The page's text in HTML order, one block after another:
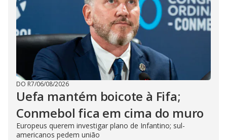
DO R7/06/08/2026
Uefa mantém boicote à Fifa;
Conmebol fica em cima do muro
Europeus querem investigar plano de Infantino; sul-
americanos pedem união